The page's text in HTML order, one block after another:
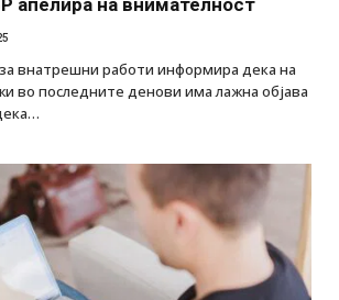
внатрешни работи информира дека на
во последните денови има лажна објава